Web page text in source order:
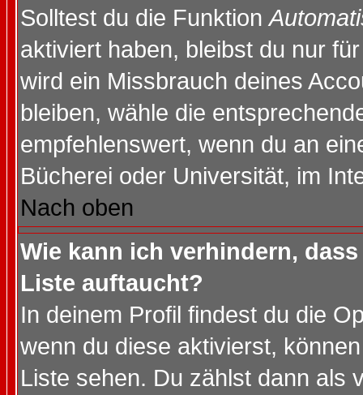
Solltest du die Funktion
aktiviert haben, bleibst du nur
wird ein Missbrauch deines
bleiben, wähle die
empfehlenswert, wenn du an
Bücherei oder Universität, im
Nach oben
Wie kann ich verhindern,
Liste auftaucht?
In deinem Profil findest du die
wenn du diese aktivierst,
Liste sehen. Du zählst dann als